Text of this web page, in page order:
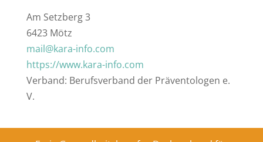
Am Setzberg 3
6423 Mötz
mail@kara-info.com
https://www.kara-info.com
Verband: Berufsverband der Präventologen e.
V.